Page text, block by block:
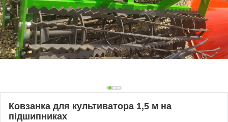
Ковзанка для культиватора 1,5 м на
підшипниках